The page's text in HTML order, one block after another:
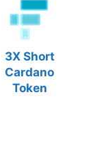
3X Short
Cardano
Token